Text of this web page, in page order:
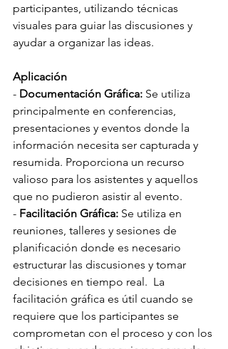
participantes, utilizando técnicas
visuales para guiar las discusiones y
ayudar a organizar las ideas.
Aplicación
- Documentación Gráfica: Se utiliza
principalmente en conferencias,
presentaciones y eventos donde la
información necesita ser capturada y
resumida. Proporciona un recurso
valioso para los asistentes y aquellos
que no pudieron asistir al evento.
- Facilitación Gráfica: Se utiliza en
reuniones, talleres y sesiones de
planificación donde es necesario
estructurar las discusiones y tomar
decisiones en tiempo real.  La
facilitación gráfica es útil cuando se
requiere que los participantes se
comprometan con el proceso y con los